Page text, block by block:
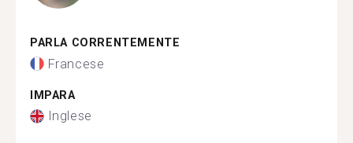
PARLA CORRENTEMENTE
Francese
IMPARA
Inglese